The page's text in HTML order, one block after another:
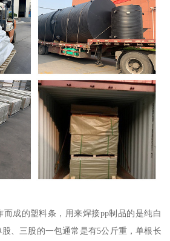
成的塑料条，用来焊接pp制品的是纯白
、三股的一包通常是有5公斤重，单根长